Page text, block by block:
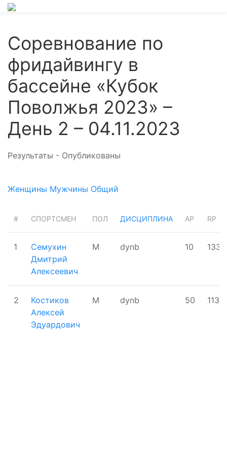
Соревнование по
фридайвингу в
бассейне «Кубок
Поволжья 2023» –
День 2 – 04.11.2023
Результаты - Опубликованы
Женщины Мужчины Общий
# СПОРТСМЕН ПОЛ ДИСЦИПЛИНА AP RP
1
Семухин
Дмитрий
Алексеевич
М dynb 10 133
2
Костиков
Алексей
Эдуардович
М dynb 50 113